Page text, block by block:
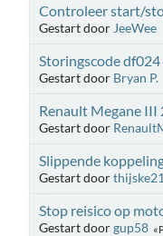
Controleer start/
Gestart door JeeWee
Storingscode
Gestart door Bryan P.
Renault Megane III
Gestart door
Slippende
Gestart door
Stop reisico op
Gestart doorgup58